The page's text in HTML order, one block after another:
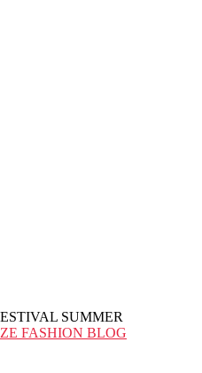
SUMMER